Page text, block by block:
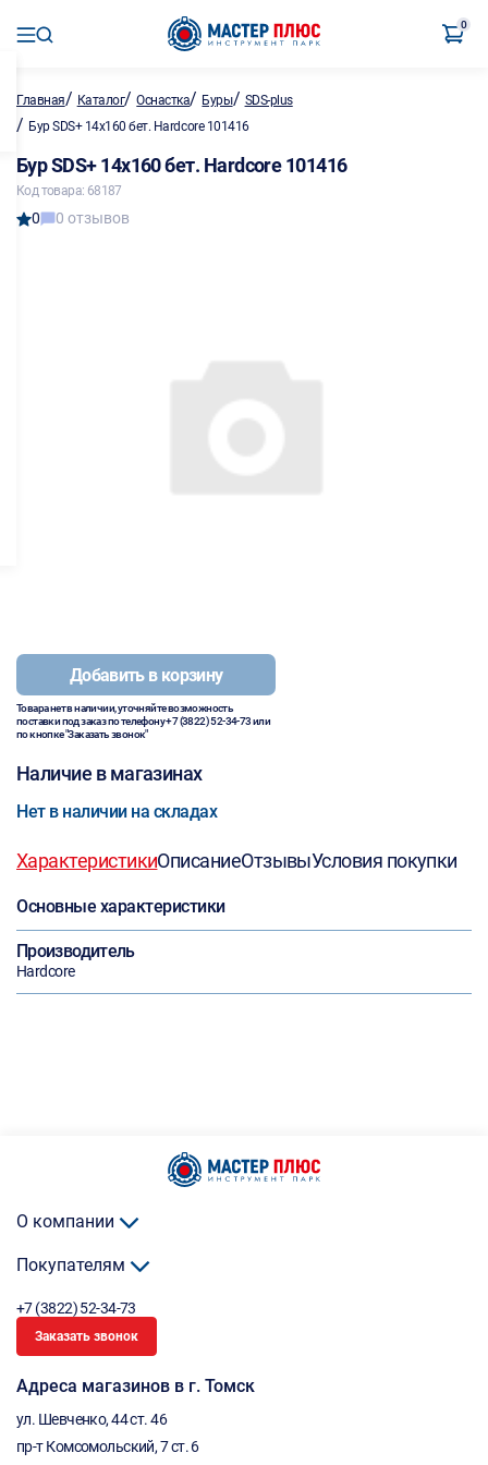
0
Главная/ Каталог/Оснастка/ Буры/ SDS-plus
/ Бур SDS+ 14х160 бет. Hardcore 101416
Бур SDS+ 14х160 бет. Hardcore 101416
Код товара: 68187
0 0 отзывов
Добавить в корзину
Товара нет в наличии, уточняйте возможность
поставки под заказ по телефону+7 (3822) 52-34-73или
по кнопке "Заказать звонок"
Наличие в магазинах
Нет в наличии на складах
ХарактеристикиОписаниеОтзывыУсловия покупки
Основные характеристики
Производитель
Hardcore
О компании
Покупателям
+7 (3822) 52-34-73
Заказать звонок
Адреса магазинов в г. Томск
ул. Шевченко, 44 ст. 46
пр-т Комсомольский, 7 ст. 6